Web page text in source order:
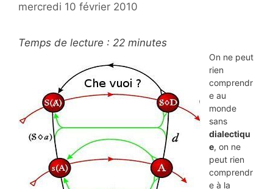
mercredi 10 février 2010
Temps de lecture : 22 minutes
On ne peut
rien
comprendr
e au
monde
sans
dialectiqu
e, on ne
peut rien
comprendr
e à la